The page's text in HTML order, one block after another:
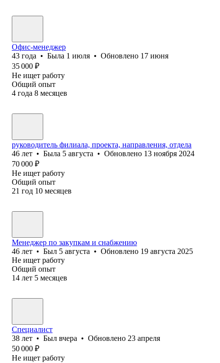
Офис-менеджер
43 года • Была 1 июля • Обновлено 17 июня
35 000 ₽
Не ищет работу
Общий опыт
4 года 8 месяцев
руководитель филиала, проекта, направления, отдела
46 лет • Была 5 августа • Обновлено 13 ноября 2024
70 000 ₽
Не ищет работу
Общий опыт
21 год 10 месяцев
Менеджер по закупкам и снабжению
46 лет • Был 5 августа • Обновлено 19 августа 2025
Не ищет работу
Общий опыт
14 лет 5 месяцев
Специалист
38 лет • Был вчера • Обновлено 23 апреля
50 000 ₽
Не ищет работу